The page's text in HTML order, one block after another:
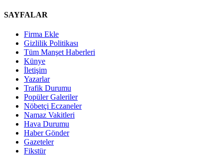
SAYFALAR
Firma Ekle
Gizlilik Politikası
Tüm Manşet Haberleri
Künye
İletişim
Yazarlar
Trafik Durumu
Popüler Galeriler
Nöbetçi Eczaneler
Namaz Vakitleri
Hava Durumu
Haber Gönder
Gazeteler
Fikstür